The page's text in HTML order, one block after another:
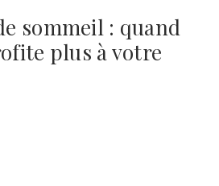
sommeil : quand
plus à votre